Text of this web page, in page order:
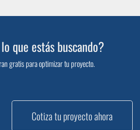
que estás buscando?
gratis para optimizar tu proyecto.
Cotiza tu proyecto ahora